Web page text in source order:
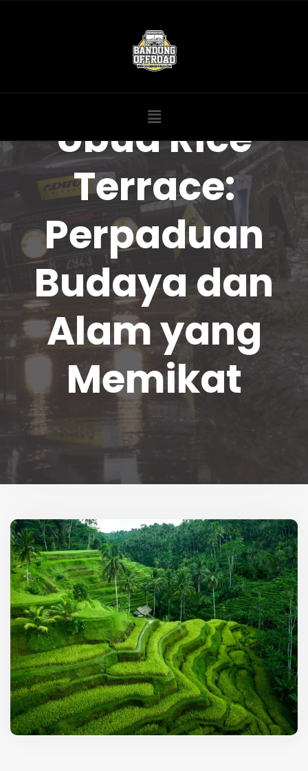
Ubud Rice
Terrace:
Perpaduan
Budaya dan
Alam yang
Memikat